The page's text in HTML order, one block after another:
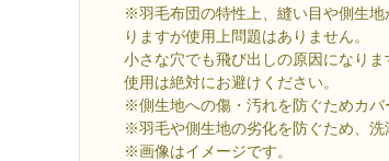
※羽毛布団の特性上、縫い目や側生
りますが使用上問題はありません。
小さな穴でも飛び出しの原因になり
使用は絶対にお避けください。
※側生地への傷・汚れを防ぐためカバ
※羽毛や側生地の劣化を防ぐため、洗
※画像はイメージです。